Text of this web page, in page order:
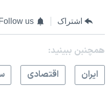
اشتراک Follow us
همچنبن ببینید:
ايران
اقتصادی